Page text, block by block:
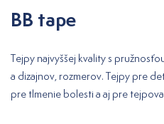
BB tape
Tejpy najvyššej kvality s
a dizajnov, rozmerov. Tejpy pre
pre tlmenie bolesti a aj pre